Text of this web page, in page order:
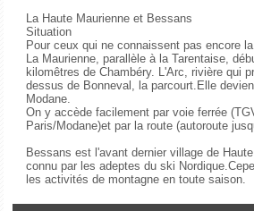
La Haute Maurienne et Bessans
Situation
Pour ceux qui ne connaissent pas encore
La Maurienne, parallèle à la Tarentaise,
kilomêtres de Chambéry. L'Arc, rivière qui
dessus de Bonneval, la parcourt.Elle
Modane.
On y accède facilement par voie ferrée
Paris/Modane)et par la route (autoroute
Bessans est l'avant dernier village de
connu par les adeptes du ski
les activités de montagne en toute saison.